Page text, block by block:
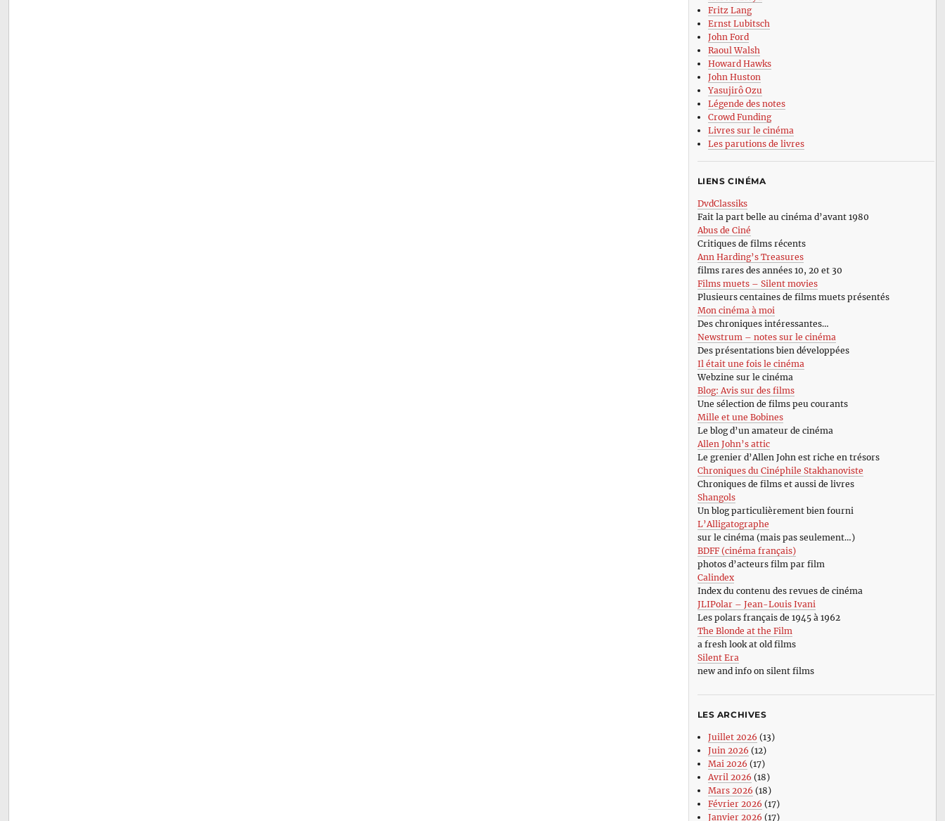
Fritz Lang
Ernst Lubitsch
John Ford
Raoul Walsh
Howard Hawks
John Huston
Yasujirô Ozu
Légende des notes
Crowd Funding
Livres sur le cinéma
Les parutions de livres
LIENS CINÉMA
DvdClassiks
Fait la part belle au cinéma d’avant 1980
Abus de Ciné
Critiques de films récents
Ann Harding’s Treasures
films rares des années 10, 20 et 30
Films muets – Silent movies
Plusieurs centaines de films muets présentés
Mon cinéma à moi
Des chroniques intéressantes…
Newstrum – notes sur le cinéma
Des présentations bien développées
Il était une fois le cinéma
Webzine sur le cinéma
Blog: Avis sur des films
Une sélection de films peu courants
Mille et une Bobines
Le blog d’un amateur de cinéma
Allen John’s attic
Le grenier d’Allen John est riche en trésors
Chroniques du Cinéphile Stakhanoviste
Chroniques de films et aussi de livres
Shangols
Un blog particulièrement bien fourni
L’Alligatographe
sur le cinéma (mais pas seulement…)
BDFF (cinéma français)
photos d’acteurs film par film
Calindex
Index du contenu des revues de cinéma
JLIPolar – Jean-Louis Ivani
Les polars français de 1945 à 1962
The Blonde at the Film
a fresh look at old films
Silent Era
new and info on silent films
LES ARCHIVES
Juillet 2026 (13)
Juin 2026 (12)
Mai 2026 (17)
Avril 2026 (18)
Mars 2026 (18)
Février 2026 (17)
Janvier 2026 (17)